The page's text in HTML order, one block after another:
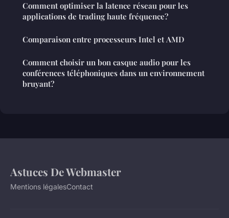
Comment optimiser la latence réseau pour les
applications de trading haute fréquence?
Comparaison entre processeurs Intel et AMD
Comment choisir un bon casque audio pour les
conférences téléphoniques dans un environnement
bruyant?
Astuces De Webmaster
Mentions légalesContact